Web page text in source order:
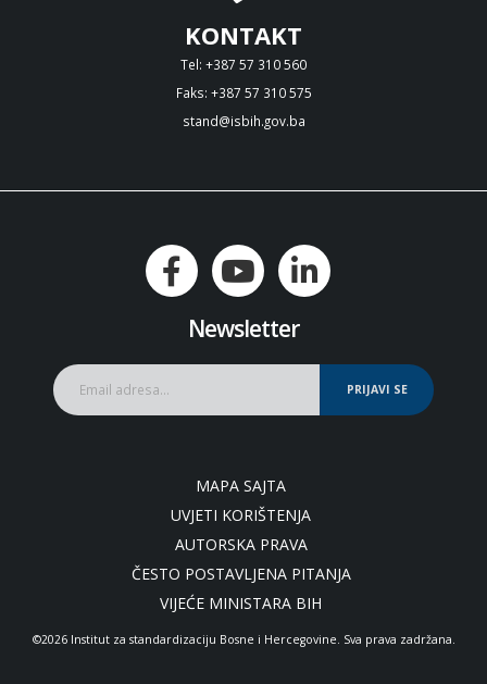
KONTAKT
Tel: +387 57 310 560
Faks: +387 57 310 575
stand@isbih.gov.ba
Newsletter
PRIJAVI SE
MAPA SAJTA
UVJETI KORIŠTENJA
AUTORSKA PRAVA
ČESTO POSTAVLJENA PITANJA
VIJEĆE MINISTARA BIH
©2026 Institut za standardizaciju Bosne i Hercegovine. Sva prava zadržana.